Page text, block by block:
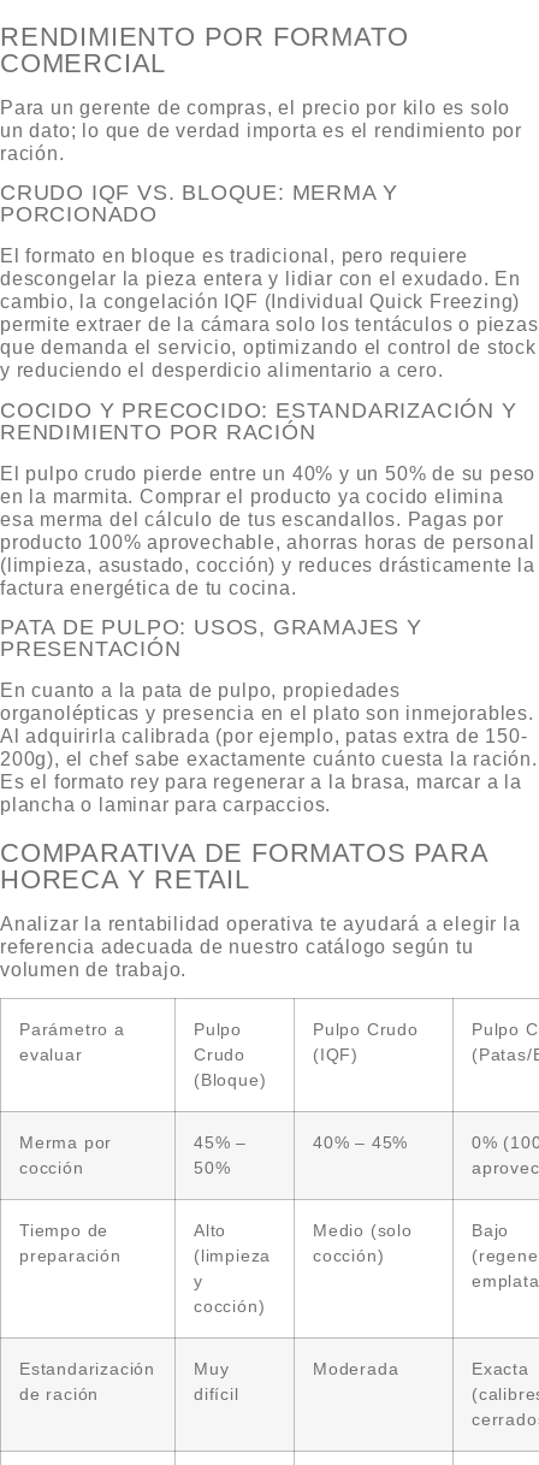
RENDIMIENTO POR FORMATO
COMERCIAL
Para un gerente de compras, el precio por kilo es solo
un dato; lo que de verdad importa es el rendimiento por
ración.
CRUDO IQF VS. BLOQUE: MERMA Y
PORCIONADO
El formato en bloque es tradicional, pero requiere
descongelar la pieza entera y lidiar con el exudado. En
cambio, la congelación IQF (Individual Quick Freezing)
permite extraer de la cámara solo los tentáculos o piezas
que demanda el servicio, optimizando el control de stock
y reduciendo el desperdicio alimentario a cero.
COCIDO Y PRECOCIDO: ESTANDARIZACIÓN Y
RENDIMIENTO POR RACIÓN
El pulpo crudo pierde entre un 40% y un 50% de su peso
en la marmita. Comprar el producto ya cocido elimina
esa merma del cálculo de tus escandallos. Pagas por
producto 100% aprovechable, ahorras horas de personal
(limpieza, asustado, cocción) y reduces drásticamente la
factura energética de tu cocina.
PATA DE PULPO: USOS, GRAMAJES Y
PRESENTACIÓN
En cuanto a la pata de pulpo, propiedades
organolépticas y presencia en el plato son inmejorables.
Al adquirirla calibrada (por ejemplo, patas extra de 150-
200g), el chef sabe exactamente cuánto cuesta la ración.
Es el formato rey para regenerar a la brasa, marcar a la
plancha o laminar para carpaccios.
COMPARATIVA DE FORMATOS PARA
HORECA Y RETAIL
Analizar la rentabilidad operativa te ayudará a elegir la
referencia adecuada de nuestro catálogo según tu
volumen de trabajo.
Parámetro a
evaluar
Pulpo
Crudo
(Bloque)
Pulpo Crudo
(IQF)
Pulpo
(Patas/
Merma por
cocción
45% –
50%
40% – 45%
0%
Tiempo de
preparación
Alto
(limpieza
y
cocción)
Medio (solo
cocción)
Bajo
Estandarización
de ración
Muy
difícil
Moderada
Exacta